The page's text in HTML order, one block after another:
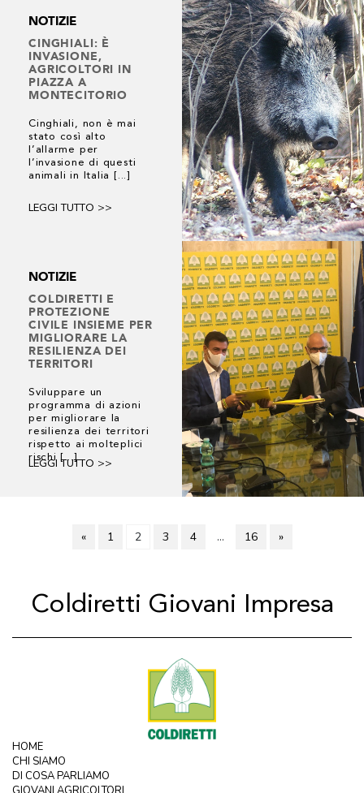
NOTIZIE
CINGHIALI: È
INVASIONE,
AGRICOLTORI IN
PIAZZA A
MONTECITORIO
Cinghiali, non è mai
stato così alto
l’allarme per
l’invasione di questi
animali in Italia [...]
LEGGI TUTTO >>
NOTIZIE
COLDIRETTI E
PROTEZIONE
CIVILE INSIEME PER
MIGLIORARE LA
RESILIENZA DEI
TERRITORI
Sviluppare un
programma di azioni
per migliorare la
resilienza dei territori
rispetto ai molteplici
rischi [...]
LEGGI TUTTO >>
« 1 2 3 4 … 16 »
Coldiretti Giovani Impresa
HOME
CHI SIAMO
DI COSA PARLIAMO